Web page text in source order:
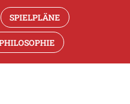
SPIELPLÄNE